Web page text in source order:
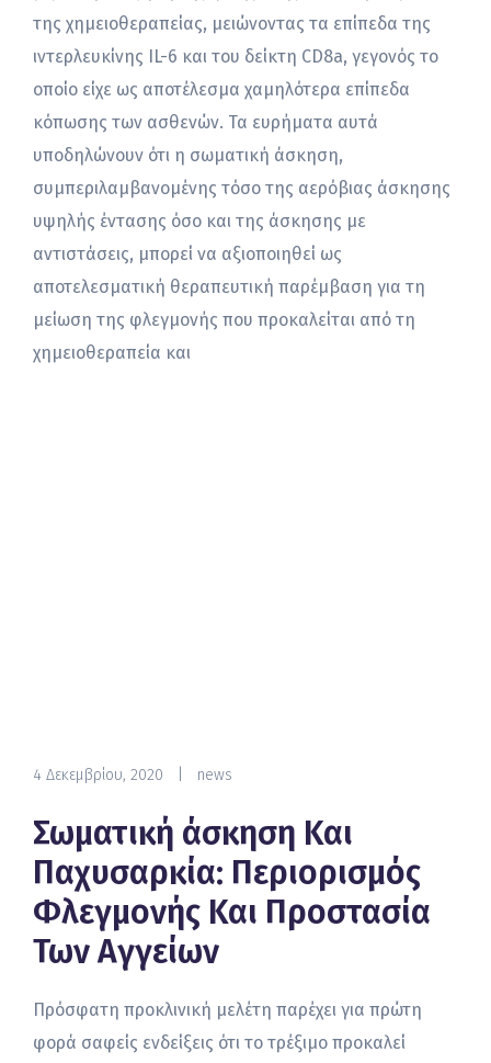
της χημειοθεραπείας, μειώνοντας τα επίπεδα της
ιντερλευκίνης IL-6 και του δείκτη CD8a, γεγονός το
οποίο είχε ως αποτέλεσμα χαμηλότερα επίπεδα
κόπωσης των ασθενών. Τα ευρήματα αυτά
υποδηλώνουν ότι η σωματική άσκηση,
συμπεριλαμβανομένης τόσο της αερόβιας άσκησης
υψηλής έντασης όσο και της άσκησης με
αντιστάσεις, μπορεί να αξιοποιηθεί ως
αποτελεσματική θεραπευτική παρέμβαση για τη
μείωση της φλεγμονής που προκαλείται από τη
χημειοθεραπεία και
4 Δεκεμβρίου, 2020 news
Σωματική άσκηση Και
Παχυσαρκία: Περιορισμός
Φλεγμονής Και Προστασία
Των Αγγείων
Πρόσφατη προκλινική μελέτη παρέχει για πρώτη
φορά σαφείς ενδείξεις ότι το τρέξιμο προκαλεί